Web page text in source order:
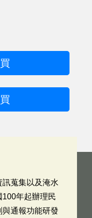
蒐集以及淹水
年起辦理民
通報功能研發